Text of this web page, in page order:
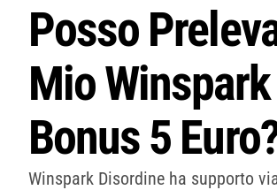
Posso
Mio Winspark
Bonus 5
Winspark Disordine ha supporto